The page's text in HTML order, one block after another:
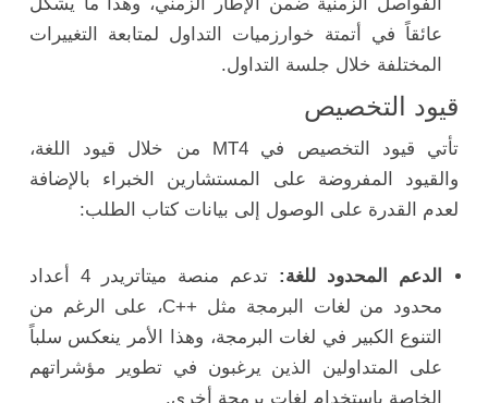
عائقاً في أتمتة خوارزميات التداول لمتابعة التغييرات
المختلفة خلال جلسة التداول.
قيود التخصيص
تأتي قيود التخصيص في MT4 من خلال قيود اللغة،
والقيود المفروضة على المستشارين الخبراء بالإضافة
لعدم القدرة على الوصول إلى بيانات كتاب الطلب:
الدعم المحدود للغة:
تدعم منصة ميتاتريدر 4 أعداد
محدود من لغات البرمجة مثل ++C، على الرغم من
التنوع الكبير في لغات البرمجة، وهذا الأمر ينعكس سلباً
على المتداولين الذين يرغبون في تطوير مؤشراتهم
الخاصة باستخدام لغات برمجة أخرى.